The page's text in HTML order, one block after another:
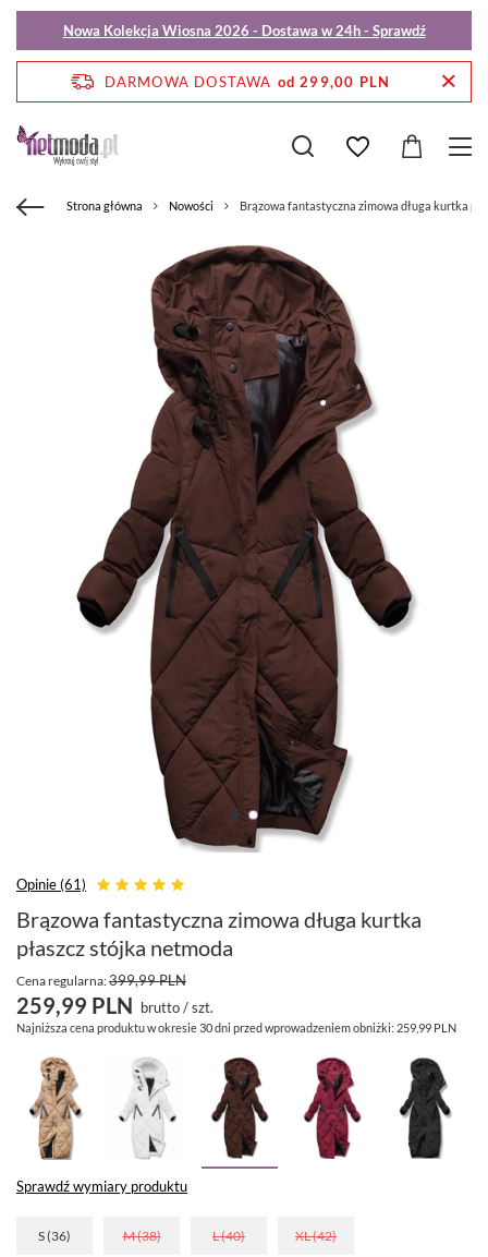
Nowa Kolekcja Wiosna 2026 - Dostawa w 24h - Sprawdź
DARMOWA DOSTAWA od 299,00 PLN
Strona główna Nowości Brązowa fantastyczna zimowa długa kurtka
Opinie (61)
Brązowa fantastyczna zimowa długa kurtka
płaszcz stójka netmoda
Cena regularna:399,99 PLN
259,99 PLN brutto/szt.
Najniższa cena produktu w okresie 30 dni przed wprowadzeniem obniżki: 259,99 PLN
Sprawdź wymiary produktu
S (36) M (38) L (40) XL (42)